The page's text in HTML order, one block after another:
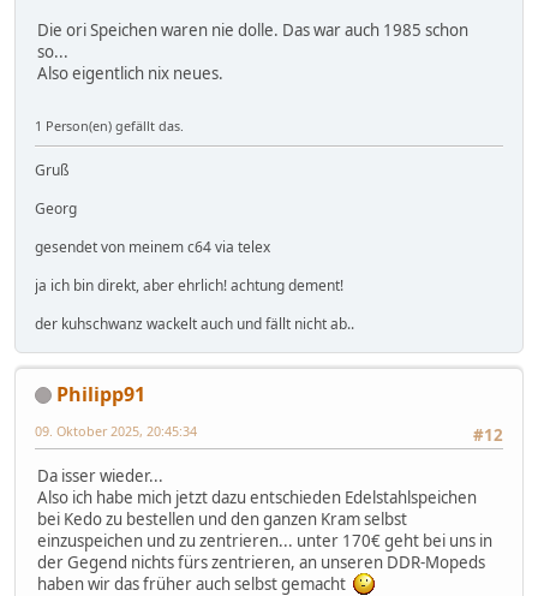
Die ori Speichen waren nie dolle. Das war auch 1985 schon
so...
Also eigentlich nix neues.
1 Person(en) gefällt das.
Gruß
Georg
gesendet von meinem c64 via telex
ja ich bin direkt, aber ehrlich! achtung dement!
der kuhschwanz wackelt auch und fällt nicht ab..
Philipp91
#12
09. Oktober 2025, 20:45:34
Da isser wieder...
Also ich habe mich jetzt dazu entschieden Edelstahlspeichen
bei Kedo zu bestellen und den ganzen Kram selbst
einzuspeichen und zu zentrieren... unter 170€ geht bei uns in
der Gegend nichts fürs zentrieren, an unseren DDR-Mopeds
haben wir das früher auch selbst gemacht